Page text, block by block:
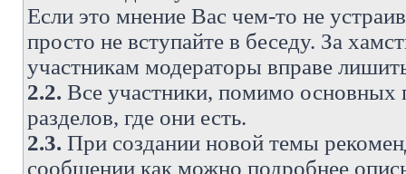
Если это мнение Вас чем-то не
просто не вступайте в беседу. За
участникам модераторы вправе
2.2. Все участники, помимо основных
разделов, где они есть.
2.3. При создании новой темы
сообщении как можно подробнее